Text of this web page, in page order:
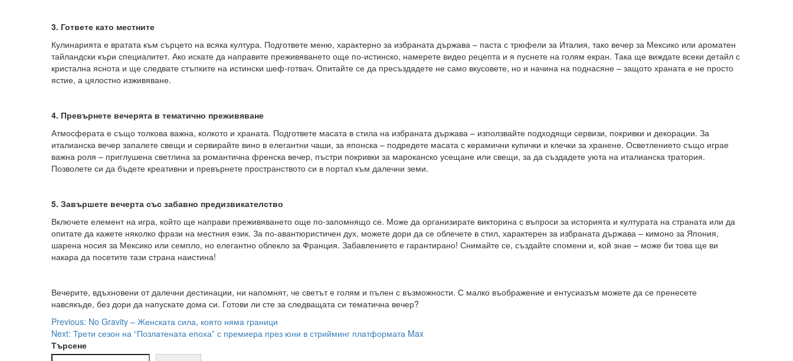
3. Гответе като местните
Кулинарията е вратата към сърцето на всяка култура. Подгответе меню, характерно за избраната държава – паста с трюфели за Италия, тако вечер за Мексико или ароматен
тайландски къри специалитет. Ако искате да направите преживяването още по-истинско, намерете видео рецепта и я пуснете на голям екран. Така ще виждате всеки детайл с
кристална яснота и ще следвате стъпките на истински шеф-готвач. Опитайте се да пресъздадете не само вкусовете, но и начина на поднасяне – защото храната е не просто
ястие, а цялостно изживяване.
4. Превърнете вечерята в тематично преживяване
Атмосферата е също толкова важна, колкото и храната. Подгответе масата в стила на избраната държава – използвайте подходящи сервизи, покривки и декорации. За
италианска вечер запалете свещи и сервирайте вино в елегантни чаши, за японска – подредете масата с керамични купички и клечки за хранене. Осветлението също играе
важна роля – приглушена светлина за романтична френска вечер, пъстри покривки за мароканско усещане или свещи, за да създадете уюта на италианска тратория.
Позволете си да бъдете креативни и превърнете пространството си в портал към далечни земи.
5. Завършете вечерта със забавно предизвикателство
Включете елемент на игра, който ще направи преживяването още по-запомнящо се. Може да организирате викторина с въпроси за историята и културата на страната или да
опитате да кажете няколко фрази на местния език. За по-авантюристичен дух, можете дори да се облечете в стил, характерен за избраната държава – кимоно за Япония,
шарена носия за Мексико или семпло, но елегантно облекло за Франция. Забавлението е гарантирано! Снимайте се, създайте спомени и, кой знае – може би това ще ви
накара да посетите тази страна наистина!
Вечерите, вдъхновени от далечни дестинации, ни напомнят, че светът е голям и пълен с възможности. С малко въображение и ентусиазъм можете да се пренесете
навсякъде, без дори да напускате дома си. Готови ли сте за следващата си тематична вечер?
Post
navigation
Previous: No Gravity – Женската сила, която няма граници
Next: Трети сезон на “Позлатената епоха” с премиера през юни в стрийминг платформата Max
Търсене